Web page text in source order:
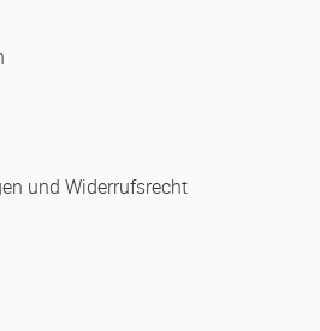
und Widerrufsrecht